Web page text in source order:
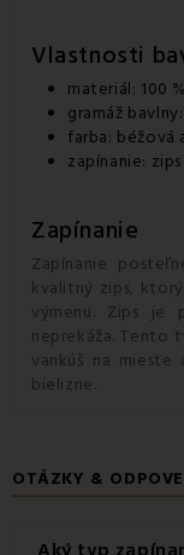
Vlastnosti
materiál: 100
gramáž
farba: béžová
zapínanie: zips
Zapínanie
Zapínanie
kvalitný zips,
výmenu. Zips je
neprekáža. Tento
vankúš na
bielizne.
OTÁZKY &